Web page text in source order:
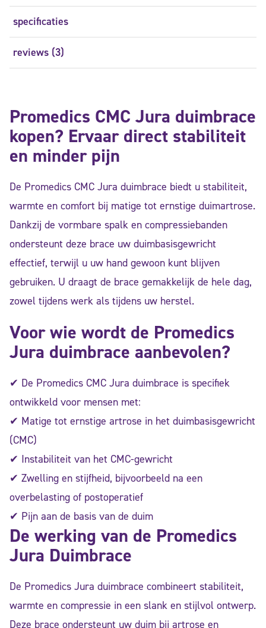
specificaties
reviews (3)
Promedics CMC Jura duimbrace
kopen? Ervaar direct stabiliteit
en minder pijn
De Promedics CMC Jura duimbrace biedt u stabiliteit,
warmte en comfort bij matige tot ernstige duimartrose.
Dankzij de vormbare spalk en compressiebanden
ondersteunt deze brace uw duimbasisgewricht
effectief, terwijl u uw hand gewoon kunt blijven
gebruiken. U draagt de brace gemakkelijk de hele dag,
zowel tijdens werk als tijdens uw herstel.
Voor wie wordt de Promedics
Jura duimbrace aanbevolen?
✔ De Promedics CMC Jura duimbrace is specifiek
ontwikkeld voor mensen met:
✔ Matige tot ernstige artrose in het duimbasisgewricht
(CMC)
✔ Instabiliteit van het CMC-gewricht
✔ Zwelling en stijfheid, bijvoorbeeld na een
overbelasting of postoperatief
✔ Pijn aan de basis van de duim
De werking van de Promedics
Jura Duimbrace
De Promedics Jura duimbrace combineert stabiliteit,
warmte en compressie in een slank en stijlvol ontwerp.
Deze brace ondersteunt uw duim bij artrose en